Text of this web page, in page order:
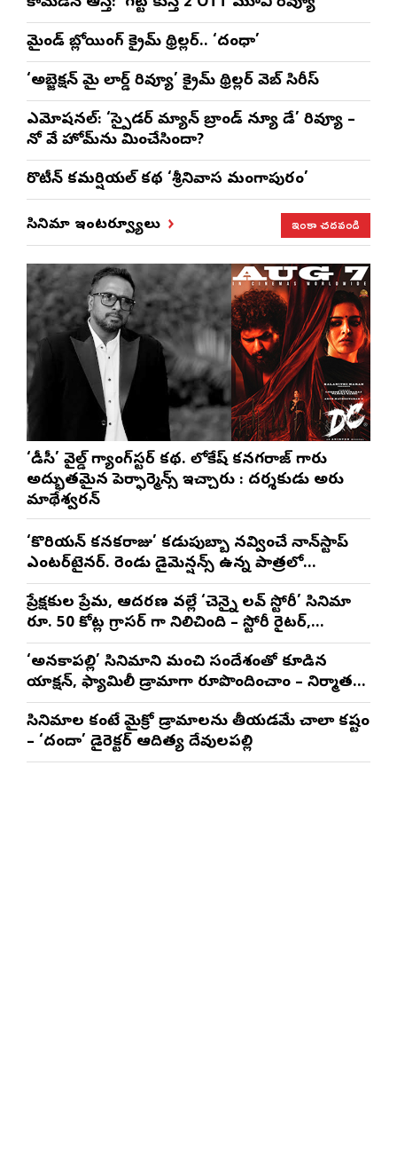
మైండ్ బ్లోయింగ్ క్రైమ్ థ్రిల్లర్.. ‘దంధా’
‘అబ్జెక్ష‌న్ మై లార్డ్ రివ్యూ’ క్రైమ్ థ్రిల్ల‌ర్ వెబ్ సిరీస్
ఎమోష‌న‌ల్‌: ‘స్పైడర్ మ్యాన్ బ్రాండ్ న్యూ డే’ రివ్యూ –
నో వే హోమ్‌ను మించేసిందా?
రొటీన్‌ కమర్షియల్‌ కథ ‘శ్రీనివాస మంగాపురం’
సినిమా ఇంటర్వ్యూలు ఇంకా చదవండి
‘డీసీ’ వైల్డ్ గ్యాంగ్‌స్టర్ కథ. లోకేష్ కనగరాజ్ గారు
అద్భుతమైన పెర్ఫార్మెన్స్ ఇచ్చారు : దర్శకుడు అరుణ్
మాథేశ్వరన్
‘కొరియన్ కనకరాజు’ కడుపుబ్బా నవ్వించే నాన్‌స్టాప్
ఎంటర్‌టైనర్. రెండు డైమెన్షన్స్ ఉన్న పాత్రలో
నటించడం చాలా సంతృప్తినిచ్చింది : వరుణ్ తేజ్
ప్రేక్షకుల ప్రేమ, ఆదరణ వల్లే ‘చెన్నై లవ్ స్టోరీ’ సినిమా
రూ. 50 కోట్ల గ్రాసర్ గా నిలిచింది – స్టోరీ రైటర్,
ప్రొడ్యూసర్ సాయి రాజేష్
‘అనకాపల్లి’ సినిమాని మంచి సందేశంతో కూడిన
యాక్షన్, ఫ్యామిలీ డ్రామాగా రూపొందించాం – నిర్మాతలు
త్రినాథరావు నక్కిన, కాండ్రేగుల నాయుడు
సినిమాల కంటే మైక్రో డ్రామాలను తీయడమే చాలా కష్టం
– ‘దందా’ డైరెక్ట‌ర్ ఆదిత్య దేవులపల్లి